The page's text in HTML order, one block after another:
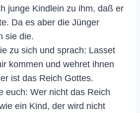
junge Kindlein zu ihm, daß er
Da es aber die Jünger
sie die.
zu sich und sprach: Lasset
kommen und wehret ihnen
ist das Reich Gottes.
euch: Wer nicht das Reich
ein Kind, der wird nicht